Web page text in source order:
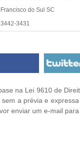
do Sul SC
3431
na Lei 9610 de
a prévia e
enviar um e-mail para